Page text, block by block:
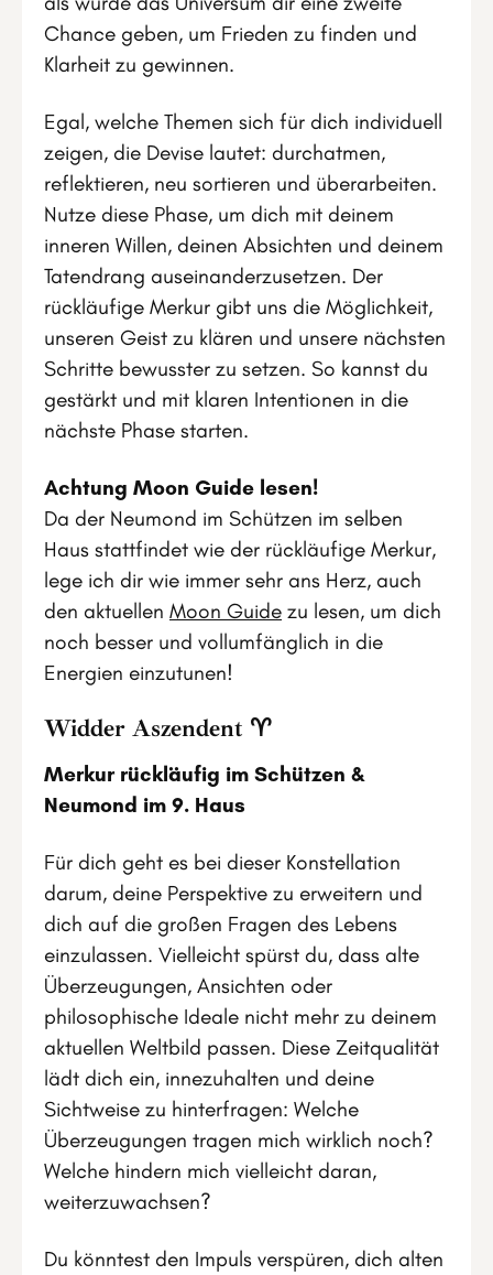
Chance geben, um Frieden zu finden und
Klarheit zu gewinnen.
Egal, welche Themen sich für dich individuell
zeigen, die Devise lautet: durchatmen,
reflektieren, neu sortieren und überarbeiten.
Nutze diese Phase, um dich mit deinem
inneren Willen, deinen Absichten und deinem
Tatendrang auseinanderzusetzen. Der
rückläufige Merkur gibt uns die Möglichkeit,
unseren Geist zu klären und unsere nächsten
Schritte bewusster zu setzen. So kannst du
gestärkt und mit klaren Intentionen in die
nächste Phase starten.
Achtung Moon Guide lesen!
Da der Neumond im Schützen im selben
Haus stattfindet wie der rückläufige Merkur,
lege ich dir wie immer sehr ans Herz, auch
den aktuellen Moon Guide zu lesen, um dich
noch besser und vollumfänglich in die
Energien einzutunen!
Widder Aszendent ♈
Merkur rückläufig im Schützen &
Neumond im 9. Haus
Für dich geht es bei dieser Konstellation
darum, deine Perspektive zu erweitern und
dich auf die großen Fragen des Lebens
einzulassen. Vielleicht spürst du, dass alte
Überzeugungen, Ansichten oder
philosophische Ideale nicht mehr zu deinem
aktuellen Weltbild passen. Diese Zeitqualität
lädt dich ein, innezuhalten und deine
Sichtweise zu hinterfragen: Welche
Überzeugungen tragen mich wirklich noch?
Welche hindern mich vielleicht daran,
weiterzuwachsen?
Du könntest den Impuls verspüren, dich alten